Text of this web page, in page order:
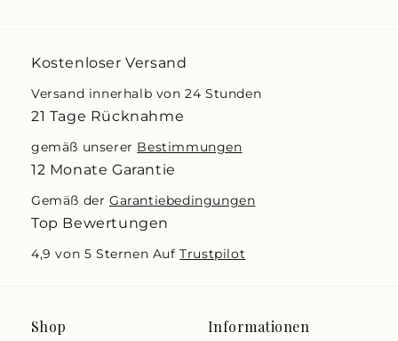
Kostenloser Versand
Versand innerhalb von 24 Stunden
21 Tage Rücknahme
gemäß unserer Bestimmungen
12 Monate Garantie
Gemäß der Garantiebedingungen
Top Bewertungen
4,9 von 5 Sternen AufTrustpilot
Shop Informationen